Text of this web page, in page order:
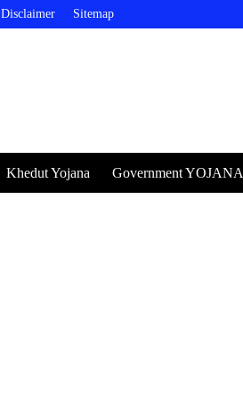
Disclaimer Sitemap
Khedut Yojana Government YOJANA